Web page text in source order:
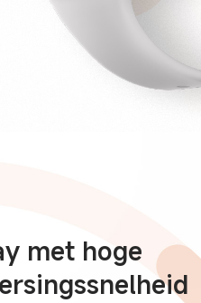
met hoge